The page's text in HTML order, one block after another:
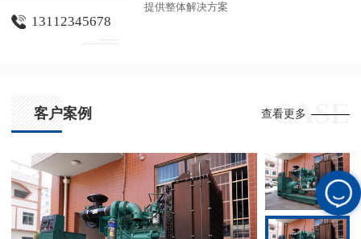
提供整体解决方案
13112345678
客户案例 CASE
查看更多